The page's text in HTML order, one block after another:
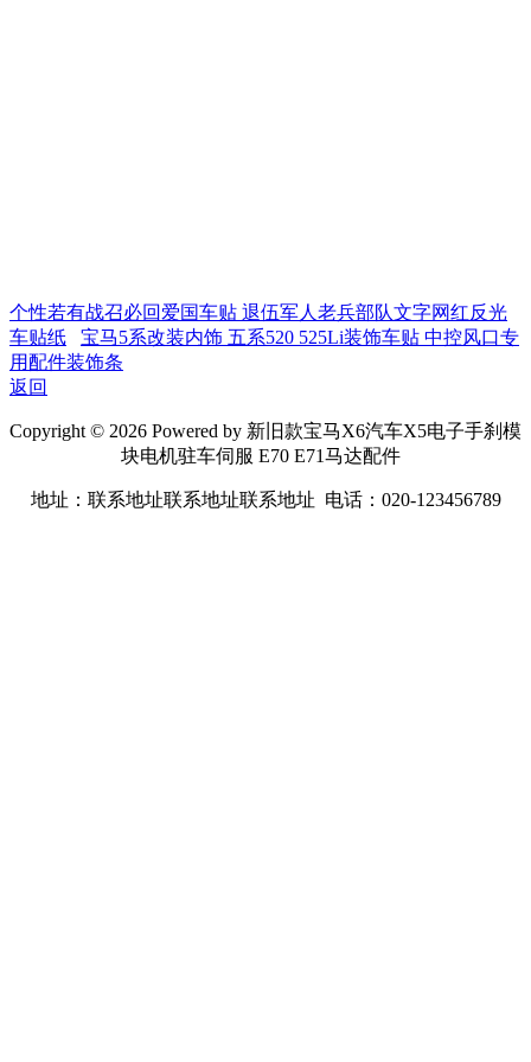
个性若有战召必回爱国车贴 退伍军人老兵部队文字网红反光
车贴纸
宝马5系改装内饰 五系520 525Li装饰车贴 中控风口专
用配件装饰条
返回
Copyright © 2026 Powered by 新旧款宝马X6汽车X5电子手刹模
块电机驻车伺服 E70 E71马达配件
地址：联系地址联系地址联系地址 电话：020-123456789